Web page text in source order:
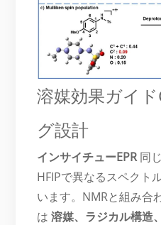
溶媒効果ガイ
グ設計
インサイチューEPR同
HFIPで異なるスペクト
います。NMRと組み合
は溶媒、ラジカル構造